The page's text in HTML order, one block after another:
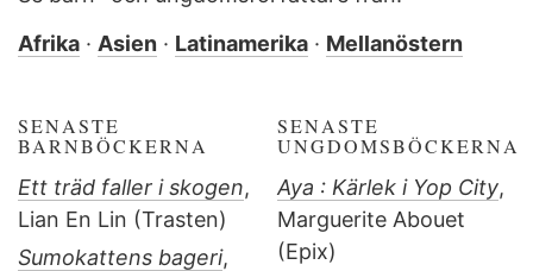
Afrika · Asien · Latinamerika · Mellanöstern
SENASTE
BARNBÖCKERNA
Ett träd faller i skogen,
Lian En Lin (Trasten)
Sumokattens bageri,
SENASTE
UNGDOMSBÖCKERNA
Aya : Kärlek i Yop City,
Marguerite Abouet
(Epix)